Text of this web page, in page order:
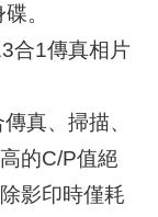
。
合1傳真相片
真、掃描、
的C/P值絕
影印時僅耗